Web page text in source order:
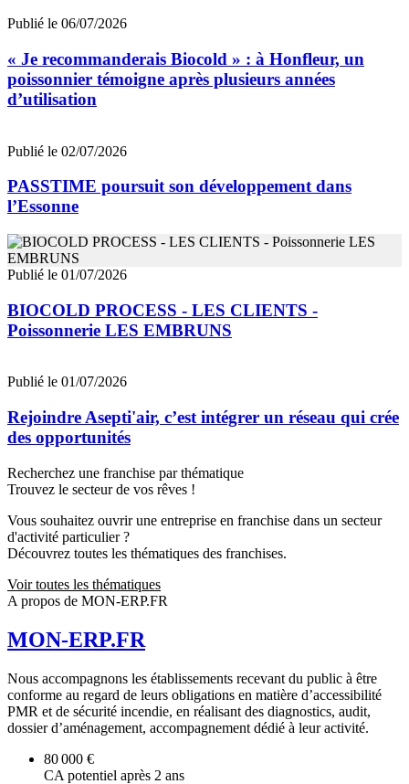
Publié le 06/07/2026
« Je recommanderais Biocold » : à Honfleur, un
poissonnier témoigne après plusieurs années
d’utilisation
Publié le 02/07/2026
PASSTIME poursuit son développement dans
l’Essonne
Publié le 01/07/2026
BIOCOLD PROCESS - LES CLIENTS -
Poissonnerie LES EMBRUNS
Publié le 01/07/2026
Rejoindre Asepti'air, c’est intégrer un réseau qui crée
des opportunités
Recherchez une franchise par thématique
Trouvez le secteur de vos rêves !
Vous souhaitez ouvrir une entreprise en franchise dans un secteur
d'activité particulier ?
Découvrez toutes les thématiques des franchises.
Voir toutes les thématiques
A propos de MON-ERP.FR
MON-ERP.FR
Nous accompagnons les établissements recevant du public à être
conforme au regard de leurs obligations en matière d’accessibilité
PMR et de sécurité incendie, en réalisant des diagnostics, audit,
dossier d’aménagement, accompagnement dédié à leur activité.
80 000 €
CA potentiel après 2 ans